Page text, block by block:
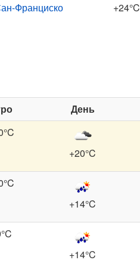
Франциско +24°C
День
+20°C
+14°C
+14°C